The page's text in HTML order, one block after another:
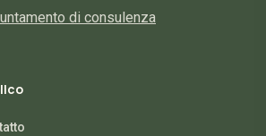
di consulenza